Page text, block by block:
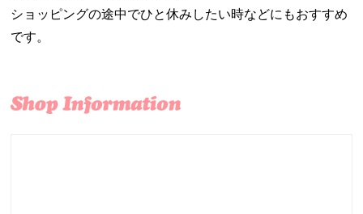
ショッピングの途中でひと休みしたい時などにもおすすめ
です。